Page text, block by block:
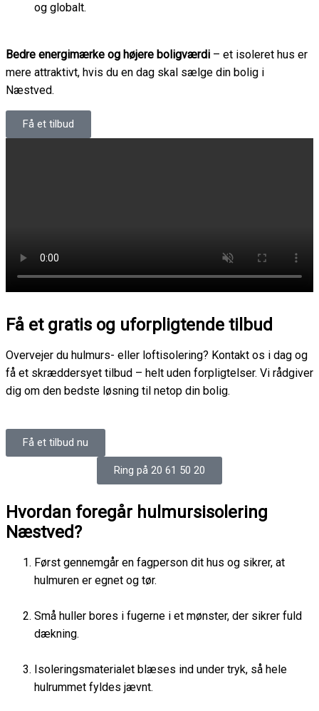
og globalt.
Bedre energimærke og højere boligværdi – et isoleret hus er
mere attraktivt, hvis du en dag skal sælge din bolig i
Næstved.
Få et tilbud
Få et gratis og uforpligtende tilbud
Overvejer du hulmurs- eller loftisolering? Kontakt os i dag og
få et skræddersyet tilbud – helt uden forpligtelser. Vi rådgiver
dig om den bedste løsning til netop din bolig.
Få et tilbud nu
Ring på 20 61 50 20
Hvordan foregår hulmursisolering
Næstved?
Først gennemgår en fagperson dit hus og sikrer, at
hulmuren er egnet og tør.
Små huller bores i fugerne i et mønster, der sikrer fuld
dækning.
Isoleringsmaterialet blæses ind under tryk, så hele
hulrummet fyldes jævnt.